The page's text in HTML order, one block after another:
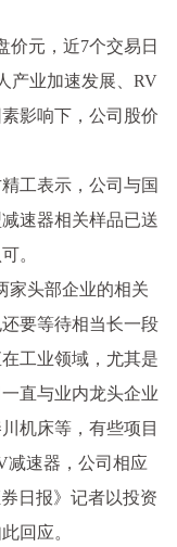
价元，近7个交易日
产业加速发展、RV
影响下，公司股价
工表示，公司与国
速器相关样品已送
。
家头部企业的相关
要等待相当长一段
工业领域，尤其是
直与业内龙头企业
机床等，有些项目
减速器，公司相应
日报》记者以投资
回应。